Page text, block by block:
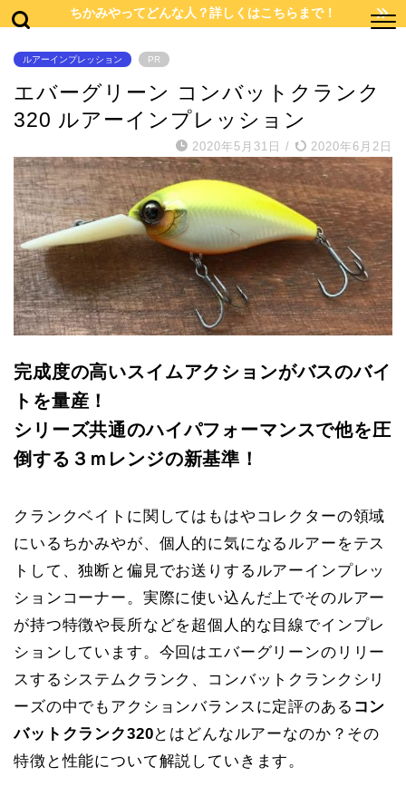
ちかみやってどんな人？詳しくはこちらまで！
ルアーインプレッション PR
エバーグリーン コンバットクランク
320 ルアーインプレッション
2020年5月31日 / 2020年6月2日
完成度の高いスイムアクションがバスのバイ
トを量産！
シリーズ共通のハイパフォーマンスで他を圧
倒する３ｍレンジの新基準！
クランクベイトに関してはもはやコレクターの領域
にいるちかみやが、個人的に気になるルアーをテス
トして、独断と偏見でお送りするルアーインプレッ
ションコーナー。実際に使い込んだ上でそのルアー
が持つ特徴や長所などを超個人的な目線でインプレ
ションしています。今回はエバーグリーンのリリー
スするシステムクランク、コンバットクランクシリ
ーズの中でもアクションバランスに定評のある コン
バットクランク320とはどんなルアーなのか？その
特徴と性能について解説していきます。